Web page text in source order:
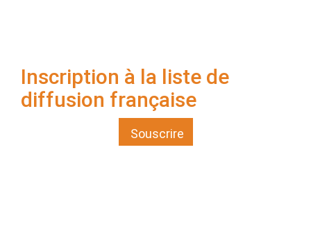
Inscription à la liste de
diffusion française
Souscrire